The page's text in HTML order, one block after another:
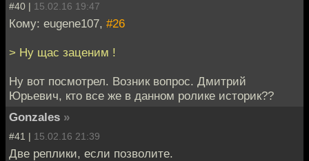
#40 | 15.02.16 19:47
Кому: eugene107, #26
> Ну щас заценим !
Ну вот посмотрел. Возник вопрос. Дмитрий
Юрьевич, кто все же в данном ролике историк??
Gonzales »
#41 | 15.02.16 21:39
Две реплики, если позволите.